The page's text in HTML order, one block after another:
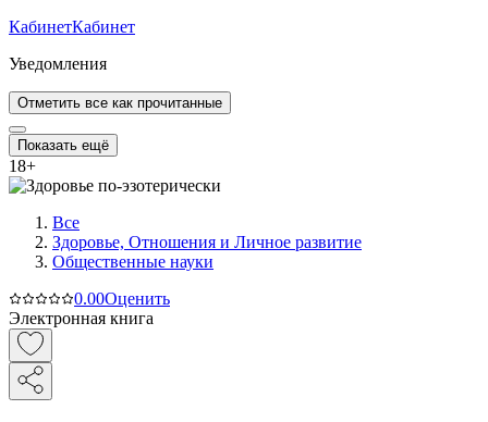
КабинетКабинет
Уведомления
Отметить все как прочитанные
Показать ещё
18+
Все
Здоровье, Отношения и Личное развитие
Общественные науки
0.00Оценить
Электронная книга